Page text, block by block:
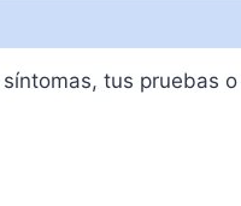
tus pruebas